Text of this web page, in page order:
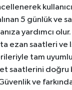
5 günlük ve
yardımcı
ezan saatleri ve
tam uyumlu
saatlerini doğru
ve